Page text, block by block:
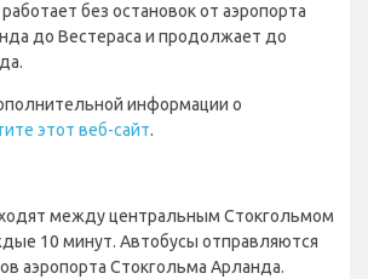
без остановок от аэропорта
до Вестераса и продолжает до
информации о
этот веб-сайт.
между центральным Стокгольмом
10 минут. Автобусы отправляются
аэропорта Стокгольма Арланда.